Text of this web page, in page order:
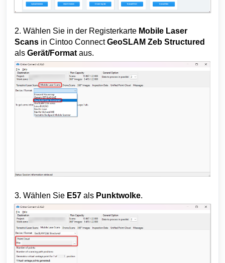
2. Wählen Sie in der Registerkarte Mobile Laser
Scans in Cintoo ConnectGeoSLAM Zeb Structured
als Gerät/Format aus.
3. Wählen Sie E57 als Punktwolke.